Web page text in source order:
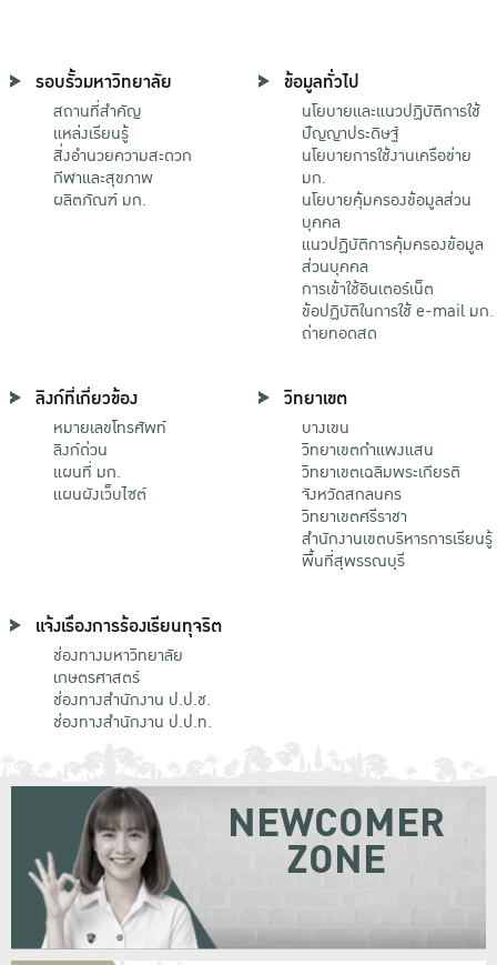
รอบรั้วมหาวิทยาลัย
สถานที่สำคัญ
แหล่งเรียนรู้
สิ่งอำนวยความสะดวก
กีฬาและสุขภาพ
ผลิตภัณฑ์ มก.
ข้อมูลทั่วไป
นโยบายและแนวปฏิบัติการใช้
ปัญญาประดิษฐ์
นโยบายการใช้งานเครือข่าย
มก.
นโยบายคุ้มครองข้อมูลส่วน
บุคคล
แนวปฏิบัติการคุ้มครองข้อมูล
ส่วนบุคคล
การเข้าใช้อินเตอร์เน็ต
ข้อปฏิบัติในการใช้ e-mail มก.
ถ่ายทอดสด
ลิงก์ที่เกี่ยวข้อง
หมายเลขโทรศัพท์
ลิงก์ด่วน
แผนที่ มก.
แผนผังเว็บไซต์
วิทยาเขต
บางเขน
วิทยาเขตกําแพงแสน
วิทยาเขตเฉลิมพระเกียรติ
จังหวัดสกลนคร
วิทยาเขตศรีราชา
สำนักงานเขตบริหารการเรียนรู้
พื้นที่สุพรรณบุรี
แจ้งเรื่องการร้องเรียนทุจริต
ช่องทางมหาวิทยาลัย
เกษตรศาสตร์
ช่องทางสำนักงาน ป.ป.ช.
ช่องทางสำนักงาน ป.ป.ท.
NEWCOMER
ZONE